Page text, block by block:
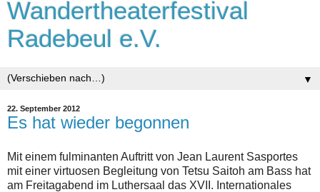
Wandertheaterfestival
Radebeul e.V.
▼
22. September 2012
Es hat wieder begonnen
Mit einem fulminanten Auftritt von Jean Laurent Sasportes
mit einer virtuosen Begleitung von Tetsu Saitoh am Bass hat
am Freitagabend im Luthersaal das XVII. Internationales